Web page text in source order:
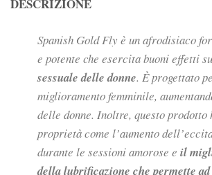
DESCRIZIONE
Spanish Gold Fly è un afrodisiaco
e potente che esercita buoni effetti
sessuale delle donne. È progettato
miglioramento femminile,
delle donne. Inoltre, questo prodotto
proprietà come l’aumento
durante le sessioni amorose e il
della lubrificazione che permette